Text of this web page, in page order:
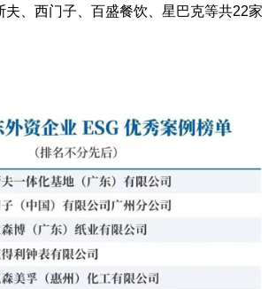
夫、西门子、百盛餐饮、星巴克等共22家